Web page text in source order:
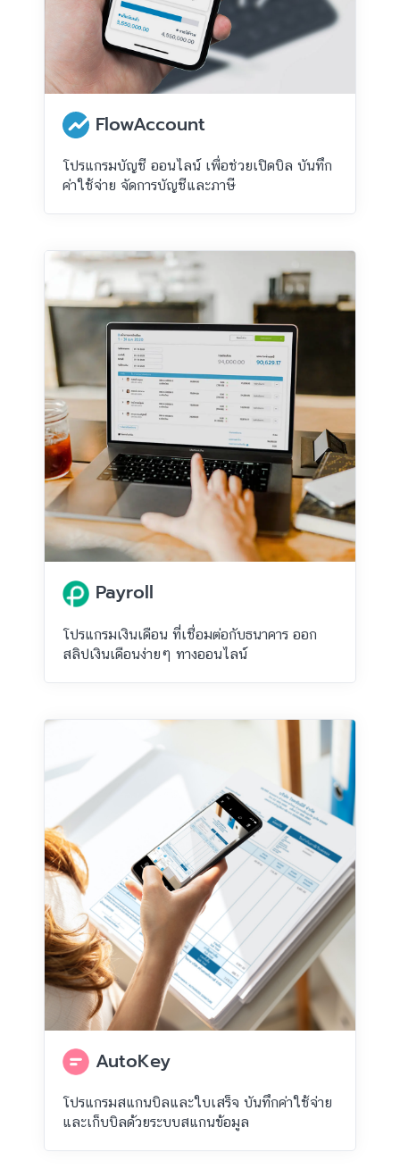
FlowAccount
โปรแกรมบัญชี ออนไลน์ เพื่อช่วยเปิดบิล บันทึก
ค่าใช้จ่าย จัดการบัญชีและภาษี
Payroll
โปรแกรมเงินเดือน ที่เชื่อมต่อกับธนาคาร ออก
สลิปเงินเดือนง่ายๆ ทางออนไลน์
AutoKey
โปรแกรมสแกนบิลและใบเสร็จ บันทึกค่าใช้จ่าย
และเก็บบิลด้วยระบบสแกนข้อมูล